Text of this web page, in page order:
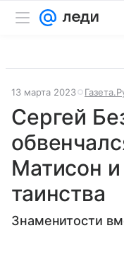
13 марта 2023
Сергей
Матисон и
таинства
Знаменитости